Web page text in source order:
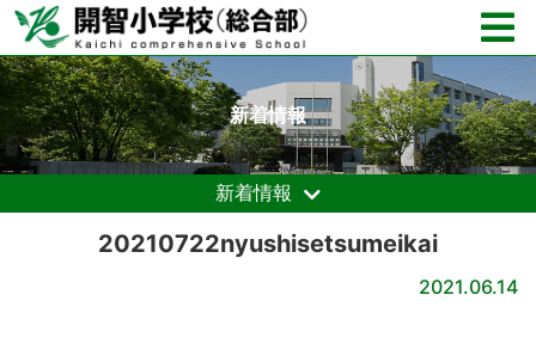
新着情報
新着情報
20210722nyushisetsumeikai
2021.06.14